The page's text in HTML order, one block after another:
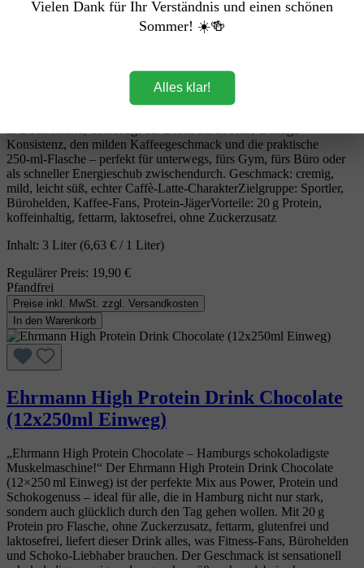
„Ehrmann High Protein Caffè Latte – Hamburgs stärkster Kaffee
Protein‑Power – ideal für alle, die in Hamburg wach, fit und gut
gelaunt durchstarten wollen. Der Drink kombiniert echten
Caffè‑Latte‑Geschmack mit satten 20 g Protein pro Flasche, ist
Konsistenz, den milden Kaffeegeschmack und die praktische
250‑ml‑Flasche – perfekt für unterwegs, fürs Gym, fürs Büro oder
als schneller Energieschub zwischendurch. Geschmack: cremig,
mild, leicht süß, echter Caffè‑Latte‑CharakterZielgruppe: Sportler,
Bürohelden, Kaffee‑Fans, Protein‑JägerVorteile: 20 g Protein,
koffeinhaltig, fettarm, laktosefrei, ohne Zuckerzusatz
Inhalt: 3 Liter (6,63 € / 1 Liter)
Regulärer Preis: 19,90 €
Pfandfrei
Preise inkl. MwSt. zzgl. Versandkosten
In den Warenkorb
Ehrmann High Protein Drink Chocolate
(12x250ml Einweg)
„Ehrmann High Protein Chocolate – Hamburgs schokoladigste
Muskelmaschine!“ Der Ehrmann High Protein Drink Chocolate
(12×250 ml Einweg) ist der perfekte Mix aus Power, Protein und
Schokogenuss – ideal für alle, die in Hamburg nicht nur stark,
sondern auch glücklich durch den Tag gehen wollen. Mit 20 g
Protein pro Flasche, ohne Zuckerzusatz, fettarm, glutenfrei und
laktosefrei, liefert dieser Drink alles, was Fitness‑Fans, Bürohelden
und Schoko‑Liebhaber brauchen. Der Geschmack ist sensationell
Vielen Dank für Ihr Verständnis und einen schönen
Sommer! ☀️🍻
Alles klar!